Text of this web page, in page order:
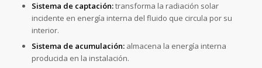
Sistema de captación:transforma la radiación solar
incidente en energía interna del fluido que circula por su
interior.
Sistema de acumulación: almacena la energía interna
producida en la instalación.